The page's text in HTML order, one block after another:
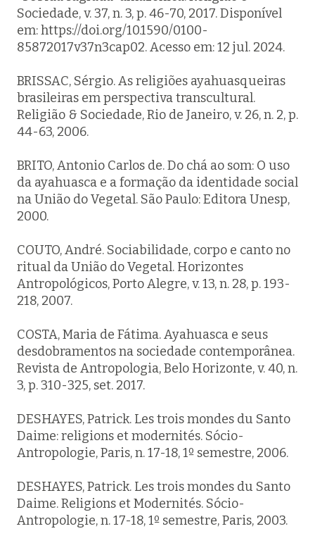
Sociedade, v. 37, n. 3, p. 46-70, 2017. Disponível
em: https://doi.org/10.1590/0100-
85872017v37n3cap02. Acesso em: 12 jul. 2024.
BRISSAC, Sérgio. As religiões ayahuasqueiras
brasileiras em perspectiva transcultural.
Religião & Sociedade, Rio de Janeiro, v. 26, n. 2, p.
44-63, 2006.
BRITO, Antonio Carlos de. Do chá ao som: O uso
da ayahuasca e a formação da identidade social
na União do Vegetal. São Paulo: Editora Unesp,
2000.
COUTO, André. Sociabilidade, corpo e canto no
ritual da União do Vegetal. Horizontes
Antropológicos, Porto Alegre, v. 13, n. 28, p. 193-
218, 2007.
COSTA, Maria de Fátima. Ayahuasca e seus
desdobramentos na sociedade contemporânea.
Revista de Antropologia, Belo Horizonte, v. 40, n.
3, p. 310-325, set. 2017.
DESHAYES, Patrick. Les trois mondes du Santo
Daime: religions et modernités. Sócio-
Antropologie, Paris, n. 17-18, 1º semestre, 2006.
DESHAYES, Patrick. Les trois mondes du Santo
Daime. Religions et Modernités. Sócio-
Antropologie, n. 17-18, 1º semestre, Paris, 2003.